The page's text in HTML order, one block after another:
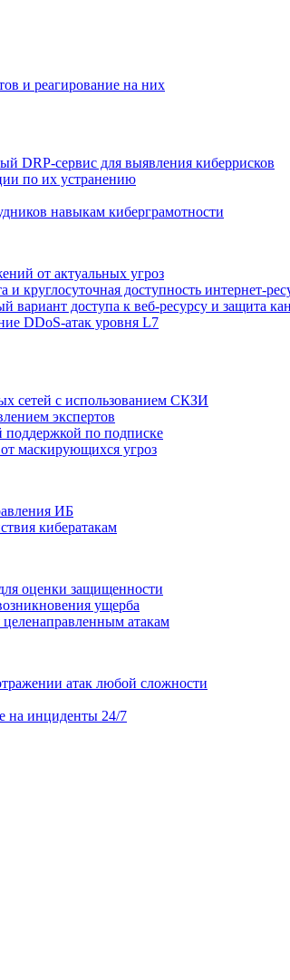
и реагирование на них
DRP-сервис для выявления киберрисков
по их устранению
навыкам киберграмотности
от актуальных угроз
и круглосуточная доступность интернет-
вариант доступа к веб‑ресурсу и защита
DDoS‑атак уровня L7
сетей с использованием СКЗИ
экспертов
поддержкой по подписке
маскирующихся угроз
ИБ
кибератакам
оценки защищенности
ущерба
атакам
атак любой сложности
на инциденты 24/7